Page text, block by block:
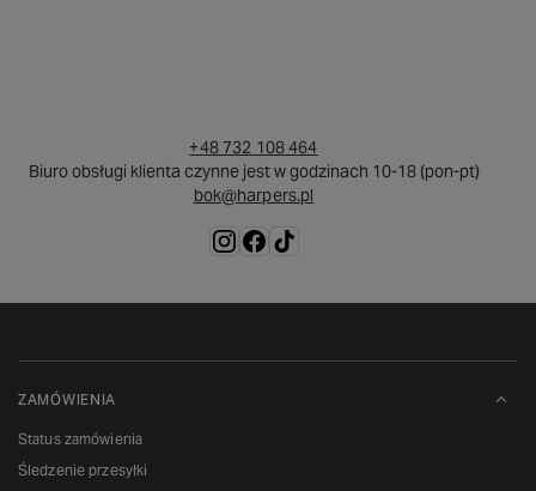
+48 732 108 464
Biuro obsługi klienta czynne jest w godzinach 10-18 (pon-pt)
bok@harpers.pl
ZAMÓWIENIA
Status zamówienia
Śledzenie przesyłki